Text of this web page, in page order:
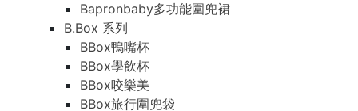
Bapronbaby多功能圍兜裙
B.Box 系列
BBox鴨嘴杯
BBox學飲杯
BBox咬樂美
BBox旅行圍兜袋